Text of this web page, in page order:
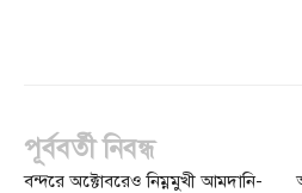
পূর্ববর্তী নিবন্ধ
বন্দরে অক্টোবরেও নিম্নমুখী আমদানি-